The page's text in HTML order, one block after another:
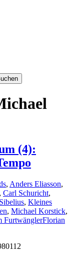
(4):
, Anders Eliasson,
, Carl Schuricht,
, Kleines
, Michael Korstick,
FurtwänglerFlorian